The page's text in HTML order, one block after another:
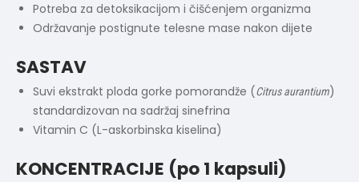
Potreba za detoksikacijom i čišćenjem organizma
Održavanje postignute telesne mase nakon dijete
SASTAV
Suvi ekstrakt ploda gorke pomorandže (Citrus aurantium)
standardizovan na sadržaj sinefrina
Vitamin C (L-askorbinska kiselina)
KONCENTRACIJE (po 1 kapsuli)